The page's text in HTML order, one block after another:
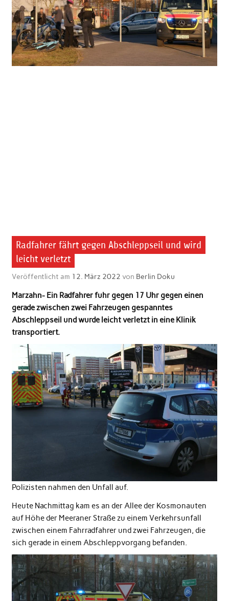
Radfahrer fährt gegen Abschleppseil und wird
leicht verletzt
Veröffentlicht am 12. März 2022 von Berlin Doku
Marzahn- Ein Radfahrer fuhr gegen 17 Uhr gegen einen
gerade zwischen zwei Fahrzeugen gespanntes
Abschleppseil und wurde leicht verletzt in eine Klinik
transportiert.
Polizisten nahmen den Unfall auf.
Heute Nachmittag kam es an der Allee der Kosmonauten
auf Höhe der Meeraner Straße zu einem Verkehrsunfall
zwischen einem Fahrradfahrer und zwei Fahrzeugen, die
sich gerade in einem Abschleppvorgang befanden.